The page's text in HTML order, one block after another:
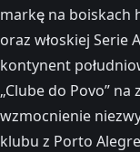
markę na boiskach
oraz włoskiej Serie
kontynent
„Clube do Povo”
wzmocnienie
klubu z Porto